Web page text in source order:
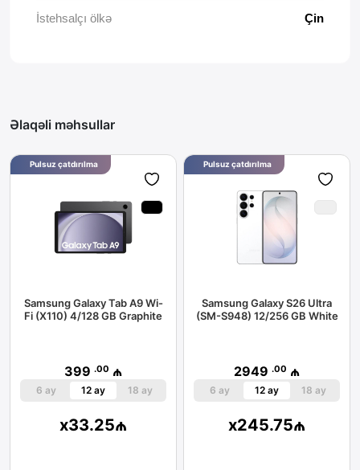
İstehsalçı ölkə Çin
Əlaqəli məhsullar
Samsung Galaxy Tab A9 Wi-
Fi (X110) 4/128 GB Graphite
399 .00 ₼
6 ay 12 ay 18 ay
x33.25₼
Pulsuz çatdırılma
Samsung Galaxy S26 Ultra
(SM-S948) 12/256 GB White
2949 .00 ₼
6 ay 12 ay 18 ay
x245.75₼
Pulsuz çatdırılma